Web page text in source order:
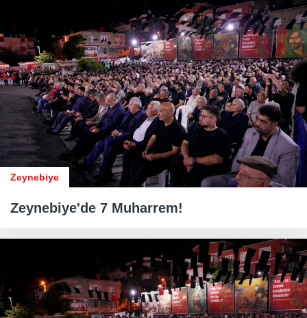
Zeynebiye
Zeynebiye'de 7 Muharrem!